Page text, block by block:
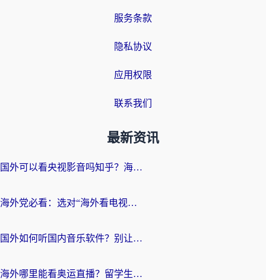
服务条款
隐私协议
应用权限
联系我们
最新资讯
国外可以看央视影音吗知乎？海外党亲测有效的回国加速方案
海外党必看：选对“海外看电视剧软件”，再也不用愁国内剧刷不了
国外如何听国内音乐软件？别让地域限制，断了你的中文歌单
海外哪里能看奥运直播？留学生&海外华人必看的体育赛事观赛终极指南